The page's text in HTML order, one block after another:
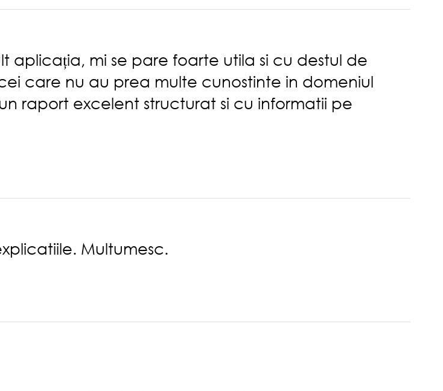
aplicația, mi se pare foarte utila si cu destul de
care nu au prea multe cunostinte in domeniul
raport excelent structurat si cu informatii pe
Multumesc.